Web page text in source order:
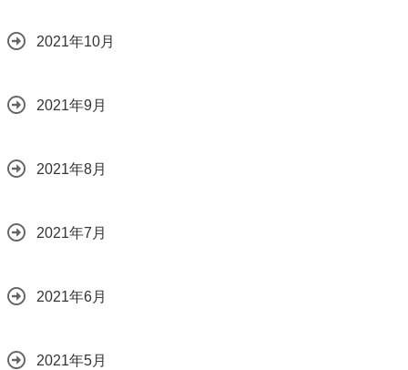
2021年10月
2021年9月
2021年8月
2021年7月
2021年6月
2021年5月